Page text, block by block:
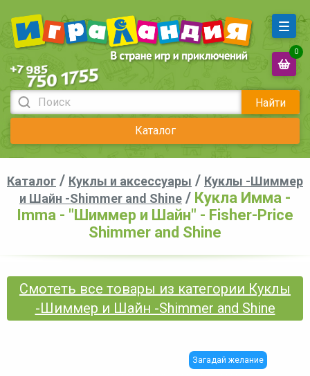
Найти
Каталог
0
Каталог / Куклы и аксессуары / Куклы -Шиммер
и Шайн -Shimmer and Shine / Кукла Имма -
Imma - "Шиммер и Шайн" - Fisher-Price
Shimmer and Shine
Смотеть все товары из категории Куклы
-Шиммер и Шайн -Shimmer and Shine
Загадай желание